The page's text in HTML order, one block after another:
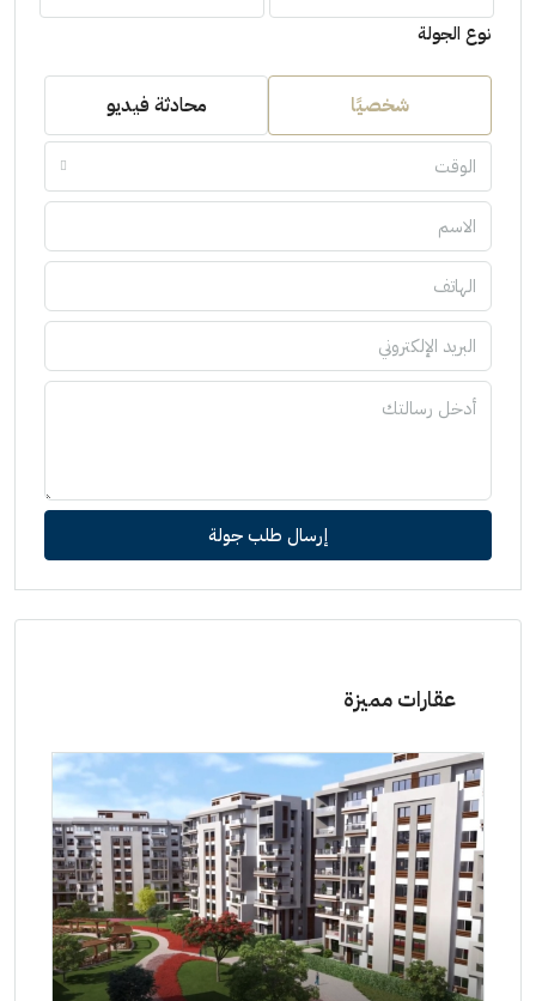
نوع الجولة
شخصيًا محادثة فيديو
الوقت
إرسال طلب جولة
عقارات مميزة